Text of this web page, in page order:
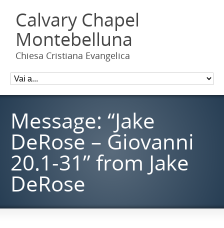
Calvary Chapel
Montebelluna
Chiesa Cristiana Evangelica
Message: “Jake
DeRose – Giovanni
20.1-31” from Jake
DeRose